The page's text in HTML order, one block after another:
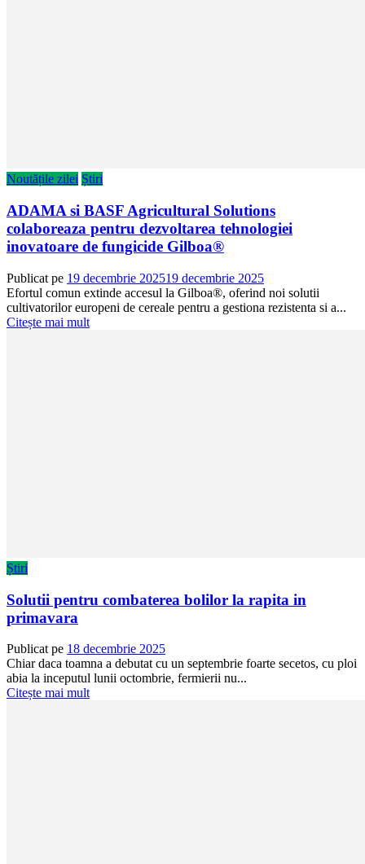
Noutățile zilei Știri
ADAMA si BASF Agricultural Solutions
colaboreaza pentru dezvoltarea tehnologiei
inovatoare de fungicide Gilboa®
Publicat pe 19 decembrie 202519 decembrie 2025
Efortul comun extinde accesul la Gilboa®, oferind noi solutii
cultivatorilor europeni de cereale pentru a gestiona rezistenta si a...
Citește mai mult
Știri
Solutii pentru combaterea bolilor la rapita in
primavara
Publicat pe 18 decembrie 2025
Chiar daca toamna a debutat cu un septembrie foarte secetos, cu ploi
abia la inceputul lunii octombrie, fermierii nu...
Citește mai mult